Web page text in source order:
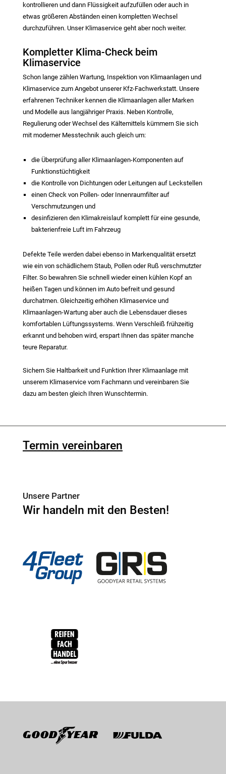
kontrollieren und dann Flüssigkeit aufzufüllen oder auch in
etwas größeren Abständen einen kompletten Wechsel
durchzuführen. Unser Klimaservice geht aber noch weiter.
Kompletter Klima-Check beim
Klimaservice
Schon lange zählen Wartung, Inspektion von Klimaanlagen und
Klimaservice zum Angebot unserer Kfz-Fachwerkstatt. Unsere
erfahrenen Techniker kennen die Klimaanlagen aller Marken
und Modelle aus langjähriger Praxis. Neben Kontrolle,
Regulierung oder Wechsel des Kältemittels kümmern Sie sich
mit moderner Messtechnik auch gleich um:
die Überprüfung aller Klimaanlagen-Komponenten auf
Funktionstüchtigkeit
die Kontrolle von Dichtungen oder Leitungen auf Leckstellen
einen Check von Pollen- oder Innenraumfilter auf
Verschmutzungen und
desinfizieren den Klimakreislauf komplett für eine gesunde,
bakterienfreie Luft im Fahrzeug
Defekte Teile werden dabei ebenso in Markenqualität ersetzt
wie ein von schädlichem Staub, Pollen oder Ruß verschmutzter
Filter. So bewahren Sie schnell wieder einen kühlen Kopf an
heißen Tagen und können im Auto befreit und gesund
durchatmen. Gleichzeitig erhöhen Klimaservice und
Klimaanlagen-Wartung aber auch die Lebensdauer dieses
komfortablen Lüftungssystems. Wenn Verschleiß frühzeitig
erkannt und behoben wird, erspart Ihnen das später manche
teure Reparatur.
Sichern Sie Haltbarkeit und Funktion Ihrer Klimaanlage mit
unserem Klimaservice vom Fachmann und vereinbaren Sie
dazu am besten gleich Ihren Wunschtermin.
Termin vereinbaren
Unsere Partner
Wir handeln mit den Besten!